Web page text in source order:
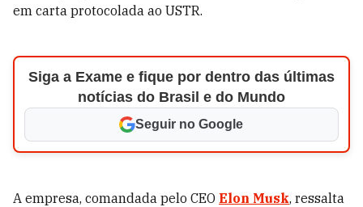
em carta protocolada ao USTR.
Siga a Exame e fique por dentro das últimas
notícias do Brasil e do Mundo
Seguir no Google
A empresa, comandada pelo CEO Elon Musk, ressalta